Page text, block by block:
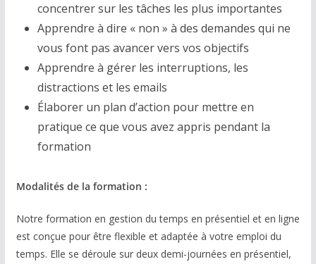
concentrer sur les tâches les plus importantes
Apprendre à dire « non » à des demandes qui ne
vous font pas avancer vers vos objectifs
Apprendre à gérer les interruptions, les
distractions et les emails
Élaborer un plan d’action pour mettre en
pratique ce que vous avez appris pendant la
formation
Modalités de la formation :
Notre formation en gestion du temps en présentiel et en ligne
est conçue pour être flexible et adaptée à votre emploi du
temps. Elle se déroule sur deux demi-journées en présentiel,